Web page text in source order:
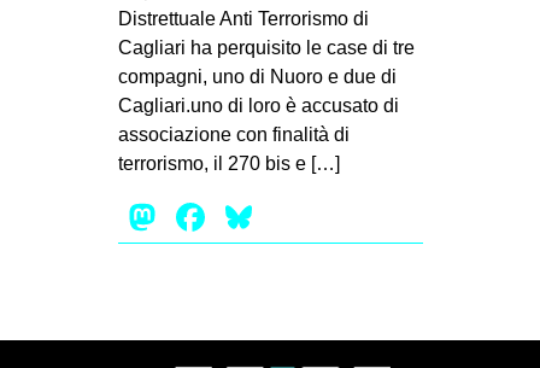
MOVIMENTI
AMBIENTE
ANTIFASCISMO
DIRITTO ALL’ABITARE
MIGRAZIONI
STUDENTI
Distrettuale Anti Terrorismo di
Cagliari ha perquisito le case di tre
compagni, uno di Nuoro e due di
Cagliari.uno di loro è accusato di
associazione con finalità di
terrorismo, il 270 bis e […]
Mastodon
Facebook